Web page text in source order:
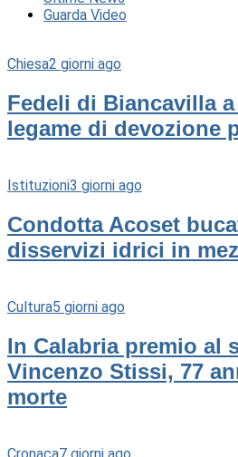
Guarda Video
Chiesa2 giorni ago
Fedeli di Biancavilla
legame di devozione
Istituzioni3 giorni ago
Condotta Acoset
disservizi idrici in
Cultura5 giorni ago
In Calabria premio al
Vincenzo Stissi, 77
morte